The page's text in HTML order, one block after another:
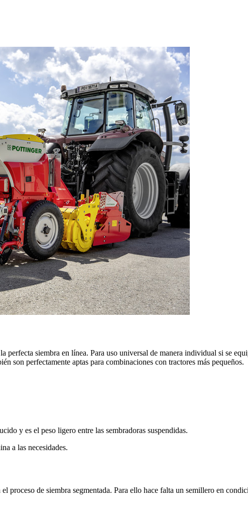
siembra en línea. Para uso universal de manera individual si se
son perfectamente aptas para combinaciones con tractores más pequeños.
y es el peso ligero entre las sembradoras suspendidas.
a las necesidades.
proceso de siembra segmentada. Para ello hace falta un semillero en